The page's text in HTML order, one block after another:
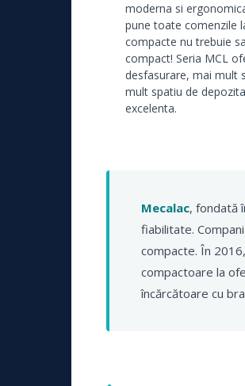
moderna si
pune toate comenzile
compacte nu trebuie
compact! Seria MCL
desfasurare, mai mult
mult spatiu de
excelenta.
Mecalac, fondată
fiabilitate.
compacte. În
compactoare la
încărcătoare cu